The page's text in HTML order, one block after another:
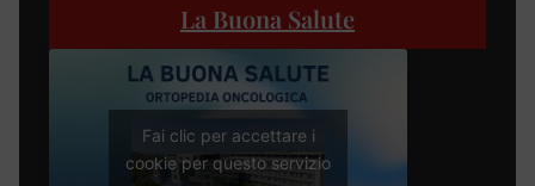
La Buona Salute
Fai clic per accettare i
cookie per questo servizio